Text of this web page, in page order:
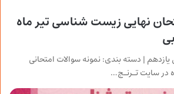
نهایی زیست شناسی تیر ماه
| دسته بندی: نمونه سوالات امتحانی